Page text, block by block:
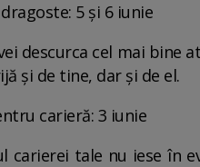
5 și 6 iunie
descurca cel mai bine
și de tine, dar și de el.
carieră: 3 iunie
carierei tale nu iese în